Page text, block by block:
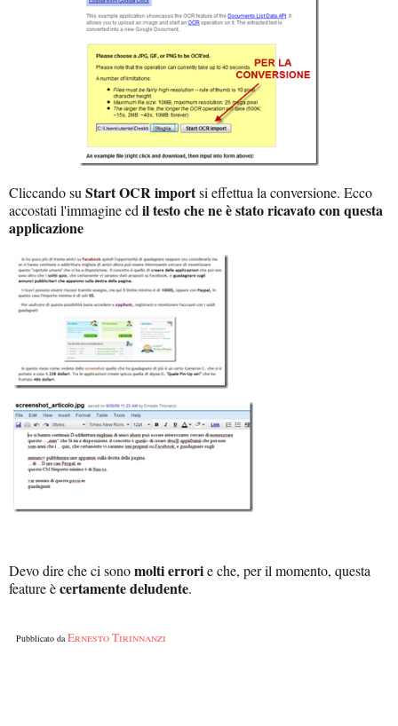
Cliccando su Start OCR importsi effettua la conversione. Ecco
accostati l'immagine ed il testo che ne è stato ricavato con questa
applicazione
Devo dire che ci sonomolti errorie che, per il momento, questa
feature ècertamente deludente.
Pubblicato daErnesto Tirinnanzi